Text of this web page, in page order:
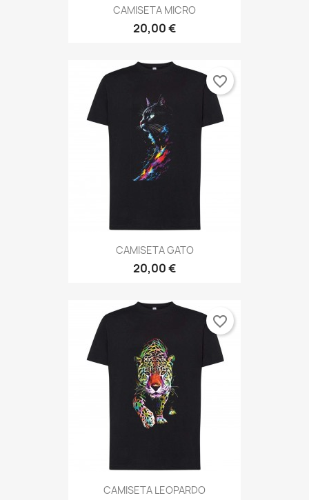
CAMISETA MICRO
20,00 €
CAMISETA GATO
20,00 €
favorite_border
CAMISETA LEOPARDO
favorite_border